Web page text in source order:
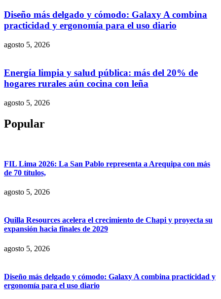
Diseño más delgado y cómodo: Galaxy A combina
practicidad y ergonomía para el uso diario
agosto 5, 2026
Energía limpia y salud pública: más del 20% de
hogares rurales aún cocina con leña
agosto 5, 2026
Popular
FIL Lima 2026: La San Pablo representa a Arequipa con más
de 70 títulos,
agosto 5, 2026
Quilla Resources acelera el crecimiento de Chapi y proyecta su
expansión hacia finales de 2029
agosto 5, 2026
Diseño más delgado y cómodo: Galaxy A combina practicidad y
ergonomía para el uso diario